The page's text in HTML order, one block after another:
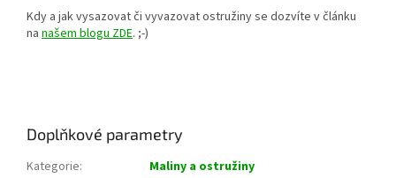
Kdy a jak vysazovat či vyvazovat ostružiny se dozvíte v článku
na našem blogu ZDE. ;-)
Doplňkové parametry
Kategorie:
Maliny a ostružiny